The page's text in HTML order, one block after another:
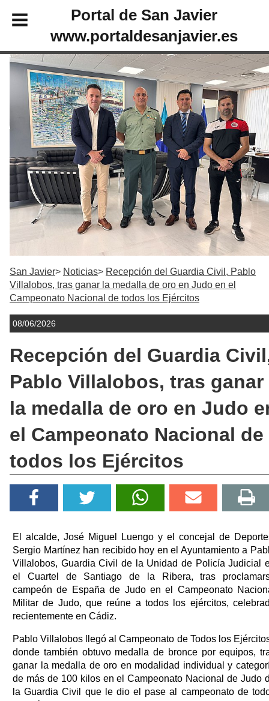
Portal de San Javier
www.portaldesanjavier.es
San Javier Noticias
Recepción del Guardia Civil, Pablo
Villalobos, tras ganar la medalla de oro en Judo en el
Campeonato Nacional de todos los Ejércitos
08/06/2026
Recepción del Guardia
Pablo Villalobos, tras ganar
la medalla de oro en Judo
el Campeonato Nacional de
todos los Ejércitos
El alcalde, José Miguel Luengo y el concejal de
Sergio Martínez han recibido hoy en el Ayuntamiento a
Villalobos, Guardia Civil de la Unidad de Policía Judicial
el Cuartel de Santiago de la Ribera, tras
campeón de España de Judo en el Campeonato
Militar de Judo, que reúne a todos los ejércitos,
recientemente en Cádiz.
Pablo Villalobos llegó al Campeonato de Todos los
donde también obtuvo medalla de bronce por equipos,
ganar la medalla de oro en modalidad individual y
de más de 100 kilos en el Campeonato Nacional de Judo
la Guardia Civil que le dio el pase al campeonato de